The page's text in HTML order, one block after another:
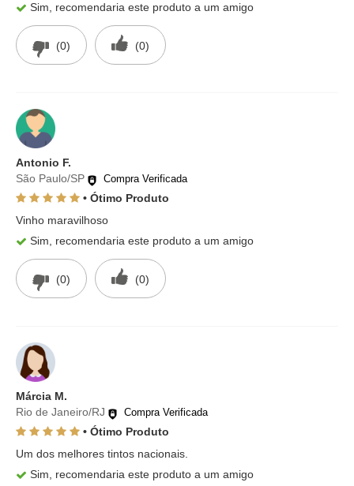
Sim, recomendaria este produto a um amigo
(0) (0)
Antonio F.
São Paulo/SP
Compra Verificada
• Ótimo Produto
Vinho maravilhoso
Sim, recomendaria este produto a um amigo
(0) (0)
Márcia M.
Rio de Janeiro/RJ
Compra Verificada
• Ótimo Produto
Um dos melhores tintos nacionais.
Sim, recomendaria este produto a um amigo